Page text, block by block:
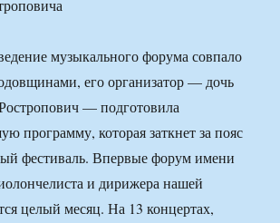
музыкального форума совпало
его организатор — дочь
— подготовила
программу, которая заткнет за пояс
фестиваль. Впервые форум имени
и дирижера нашей
целый месяц. На 13 концертах,